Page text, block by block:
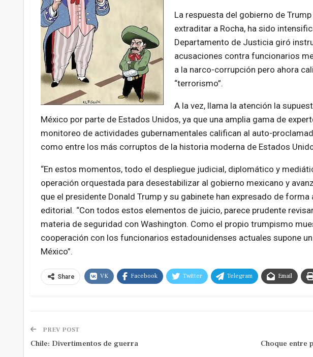
La respuesta del gobierno de
extraditar a Rocha, ha sido
Departamento de Justicia giró
acusaciones contra funcionarios
a la narco-corrupción pero ahora
“terrorismo”.
A la vez, llama la atención la
México por parte de Estados Unidos, ya que una amplia gama de
monitoreo de actividades gubernamentales califican al auto-
como entre los más corruptos de la historia moderna de Estados
“En estos momentos, todo el despliegue judicial, diplomático y
operación orquestada para desestabilizar al gobierno mexicano y
que el presidente Donald Trump y su gabinete han expresado de forma
editorial. “Con todos estos elementos de juicio, parece prudente
materia de seguridad con Washington. Como el propio trumpismo
cooperación con los funcionarios estadounidenses actuales supone
México”.
Share VK Facebook Twitter Telegram Email
PREV POST
Chile: Divertimentos de guerra
Choque entre